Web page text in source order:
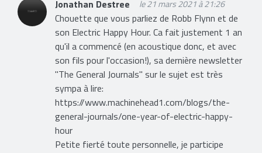
Jonathan Destree le 21 mars 2021 à 21:26
Chouette que vous parliez de Robb Flynn et de
son Electric Happy Hour. Ca fait justement 1 an
qu'il a commencé (en acoustique donc, et avec
son fils pour l'occasion!), sa dernière newsletter
"The General Journals" sur le sujet est très
sympa à lire:
https://www.machinehead1.com/blogs/the-
general-journals/one-year-of-electric-happy-
hour
Petite fierté toute personnelle, je participe